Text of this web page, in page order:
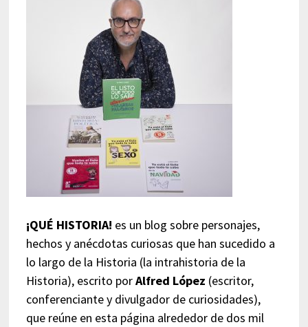
¡QUÉ HISTORIA! es un blog sobre personajes,
hechos y anécdotas curiosas que han sucedido a
lo largo de la Historia (la intrahistoria de la
Historia), escrito porAlfred López (escritor,
conferenciante y divulgador de curiosidades),
que reúne en esta página alrededor de dos mil